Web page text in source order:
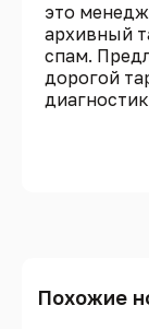
это
архивный
спам.
дорогой
Похожие